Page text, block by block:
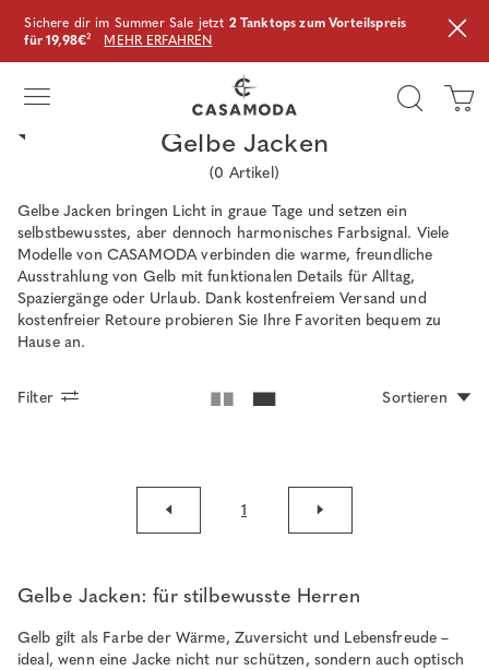
Sichere dir im Summer Sale jetzt 2 Tanktops zum Vorteilspreis
für 19,98€² MEHR ERFAHREN
Gelbe Jacken
(0 Artikel)
Gelbe Jacken bringen Licht in graue Tage und setzen ein
selbstbewusstes, aber dennoch harmonisches Farbsignal. Viele
Modelle von CASAMODA verbinden die warme, freundliche
Ausstrahlung von Gelb mit funktionalen Details für Alltag,
Spaziergänge oder Urlaub. Dank kostenfreiem Versand und
kostenfreier Retoure probieren Sie Ihre Favoriten bequem zu
Hause an.
Filter Sortieren
1
Gelbe Jacken: für stilbewusste Herren
Gelb gilt als Farbe der Wärme, Zuversicht und Lebensfreude –
ideal, wenn eine Jacke nicht nur schützen, sondern auch optisch